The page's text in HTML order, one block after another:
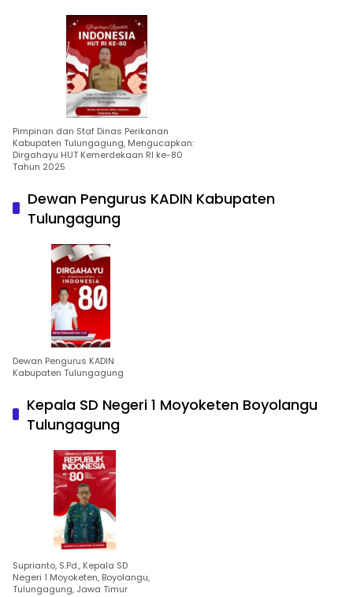
Pimpinan dan Staf Dinas Perikanan
Kabupaten Tulungagung, Mengucapkan:
Dirgahayu HUT Kemerdekaan RI ke-80
Tahun 2025
Dewan Pengurus KADIN Kabupaten
Tulungagung
Dewan Pengurus KADIN
Kabupaten Tulungagung
Kepala SD Negeri 1 Moyoketen Boyolangu
Tulungagung
Suprianto, S.Pd., Kepala SD
Negeri 1 Moyoketen, Boyolangu,
Tulungagung, Jawa Timur